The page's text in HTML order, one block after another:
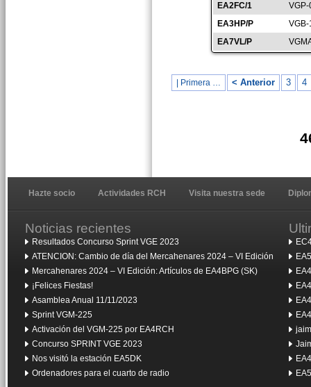
EA2FC/1
EA3HP/P
EA7VL/P
| Primera … < Anterior 3 4
Hazte socio Actividades RCH Visita nuestra sede
Noticias recientes
Resultados Concurso Sprint VGE 2023
ATENCION: Cambio de día del Mercahenares 2024 – VI Edición
Mercahenares 2024 – VI Edición: Artículos de EA4BPG (SK)
¡Felices Fiestas!
Asamblea Anual 11/11/2023
Sprint VGM-225
Activación del VGM-225 por EA4RCH
Concurso SPRINT VGE 2023
Nos visitó la estación EA5DK
Ordenadores para el cuarto de radio